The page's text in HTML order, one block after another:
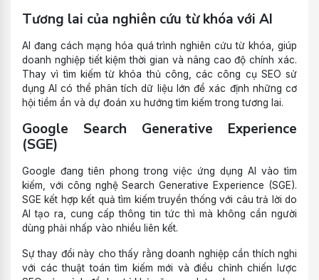
Tương lai của nghiên cứu từ khóa với AI
AI đang cách mạng hóa quá trình nghiên cứu từ khóa, giúp
doanh nghiệp tiết kiệm thời gian và nâng cao độ chính xác.
Thay vì tìm kiếm từ khóa thủ công, các công cụ SEO sử
dụng AI có thể phân tích dữ liệu lớn để xác định những cơ
hội tiềm ẩn và dự đoán xu hướng tìm kiếm trong tương lai.
Google Search Generative Experience
(SGE)
Google đang tiên phong trong việc ứng dụng AI vào tìm
kiếm, với công nghệ Search Generative Experience (SGE).
SGE kết hợp kết quả tìm kiếm truyền thống với câu trả lời do
AI tạo ra, cung cấp thông tin tức thì mà không cần người
dùng phải nhấp vào nhiều liên kết.
Sự thay đổi này cho thấy rằng doanh nghiệp cần thích nghi
với các thuật toán tìm kiếm mới và điều chỉnh chiến lược